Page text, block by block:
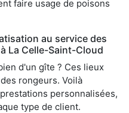
faire usage de poisons
au service des
La Celle-Saint-Cloud
d'un gîte ? Ces lieux
rongeurs. Voilà
personnalisées,
type de client.